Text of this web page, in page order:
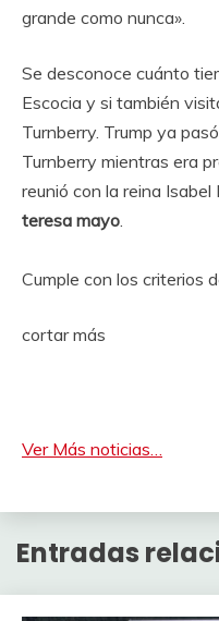
grande como nunca».
Se desconoce cuánto
Escocia y si también
Turnberry. Trump ya
Turnberry mientras era
reunió con la reina Isabel
teresa mayo
Cumple con los criterios
cortar más
Ver Más noticias…
Entradas